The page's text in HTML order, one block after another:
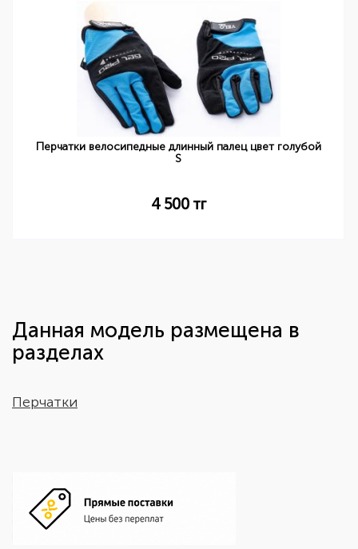
Перчатки велосипедные длинный палец цвет голубой
S
4 500тг
Данная модель размещена в
разделах
Перчатки